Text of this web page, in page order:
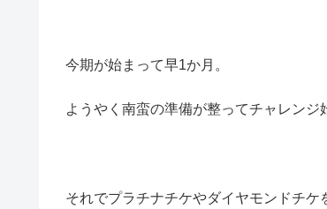
今期が始まって早1か月。
ようやく南蛮の準備が整ってチャレンジ
それでプラチナチケやダイヤモンドチケ